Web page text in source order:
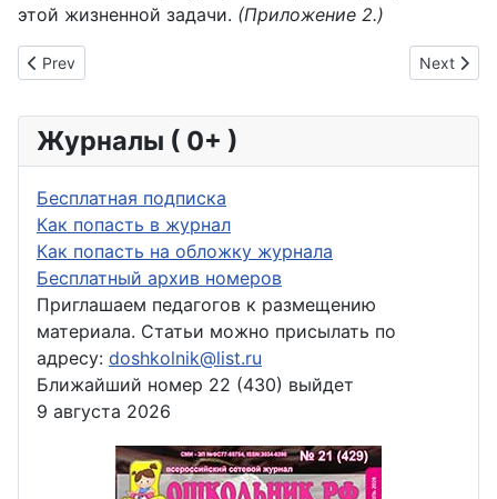
этой жизненной задачи. (Приложение 2.)
Previous article: «Игры, как средство всестороннего
Prev Next
Next
Журналы ( 0+ )
Бесплатная подписка
Как попасть в журнал
Как попасть на обложку журнала
Бесплатный архив номеров
Приглашаем педагогов к размещению
материала. Статьи можно присылать по
адресу: doshkolnik@list.ru
Ближайший номер 22 (430) выйдет
9 августа 2026